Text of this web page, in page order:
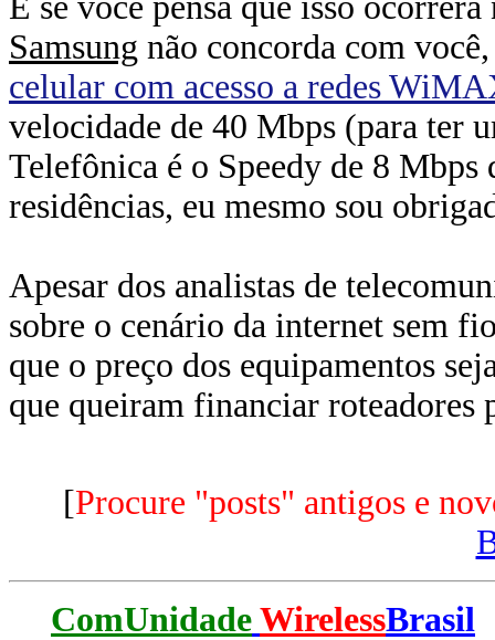
Samsung não concorda com
celular com acesso a redes
velocidade de 40 Mbps (para ter
Telefônica é o Speedy de 8 Mbps
residências, eu mesmo sou
Apesar dos analistas de
sobre o cenário da internet sem
que o preço dos equipamentos
que queiram financiar
[Procure "posts" antigos e
ComUnidade WirelessBrasil